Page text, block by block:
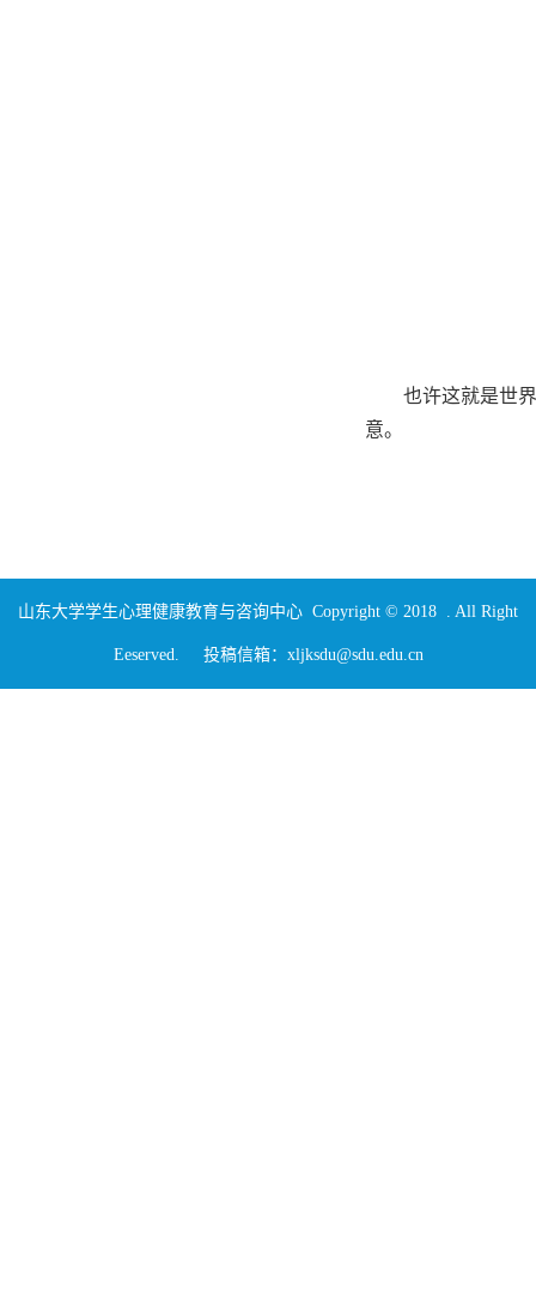
也许这就是世
意。
山东大学学生心理健康教育与咨询中心 Copyright © 2018 . All Right
Eeserved. 投稿信箱：xljksdu@sdu.edu.cn